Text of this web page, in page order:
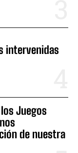
intervenidas
Juegos
de nuestra